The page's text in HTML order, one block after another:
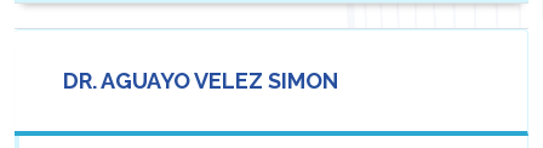
DR. AGUAYO VELEZ SIMON